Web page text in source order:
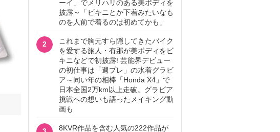
ーイ」でメリハリのある美ボディを
披露～「ビキニとか下着みたいなも
のを人前で着るのは初めてかも」
2
これまで胸元すら隠してきたバイク
を愛する旅人・有那が美ボディをビ
キニなどで初披露! 芸能界デビュー
の初仕事は「週プレ」の水着グラビ
ア～同い年の相棒「Honda X4」で
日本全国2万km以上走破。グラビア
挑戦への想いも語ったメイキング動
画も
8KVR作品を含む人気の222作品が